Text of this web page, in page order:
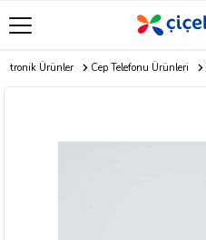
Ürünler Cep Telefonu Ürünleri